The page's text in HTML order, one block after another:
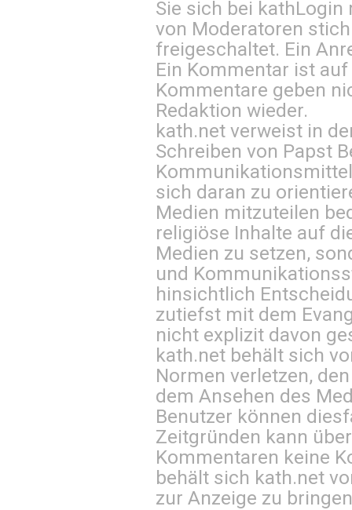
Sie sich bei kathLogin
von Moderatoren
freigeschaltet. Ein
Ein Kommentar ist
Kommentare geben
Redaktion wieder.
kath.net verweist in
Schreiben von Papst
sich daran zu
Medien mitzuteilen
religiöse Inhalte auf
Medien zu setzen,
und
hinsichtlich
zutiefst mit dem
nicht explizit davon
kath.net behält sich
Normen verletzen,
dem Ansehen des
Benutzer können
Zeitgründen kann
Kommentaren keine
behält sich kath.net
zur Anzeige zu